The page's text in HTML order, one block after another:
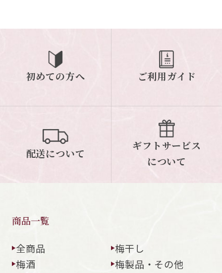
初めての方へ ご利用ガイド
配送について
ギフトサービス
について
商品一覧
全商品
梅干し
梅酒
梅製品・その他